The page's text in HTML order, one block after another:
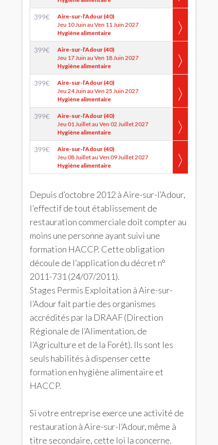
399€
Aire-sur-l’Adour (40)
Jeu 10 Juin au Ven 11 Juin 2027
Hygiène alimentaire
399€
Aire-sur-l’Adour (40)
Jeu 17 Juin au Ven 18 Juin 2027
Hygiène alimentaire
399€
Aire-sur-l’Adour (40)
Jeu 24 Juin au Ven 25 Juin 2027
Hygiène alimentaire
399€
Aire-sur-l’Adour (40)
Jeu 01 Juillet au Ven 02 Juillet 2027
Hygiène alimentaire
399€
Aire-sur-l’Adour (40)
Jeu 08 Juillet au Ven 09 Juillet 2027
Hygiène alimentaire
Depuis d’octobre 2012 à Aire-sur-l’Adour,
l’effectif de tout établissement de
restauration commerciale doit compter au
moins une personne ayant suivi une
formation HACCP. Cette obligation
découle de l’application du décret n°
2011-731 (24/07/2011).
Stages Permis Exploitation à Aire-sur-
l’Adour fait partie des organismes
accrédités par la DRAAF (Direction
Régionale de l’Alimentation, de
l’Agriculture et de la Forêt). Ils sont les
seuls habilités à dispenser cette
formation en hygiène alimentaire et
HACCP.
Si votre entreprise exerce une activité de
restauration à Aire-sur-l’Adour, même à
titre secondaire, cette loi la concerne.